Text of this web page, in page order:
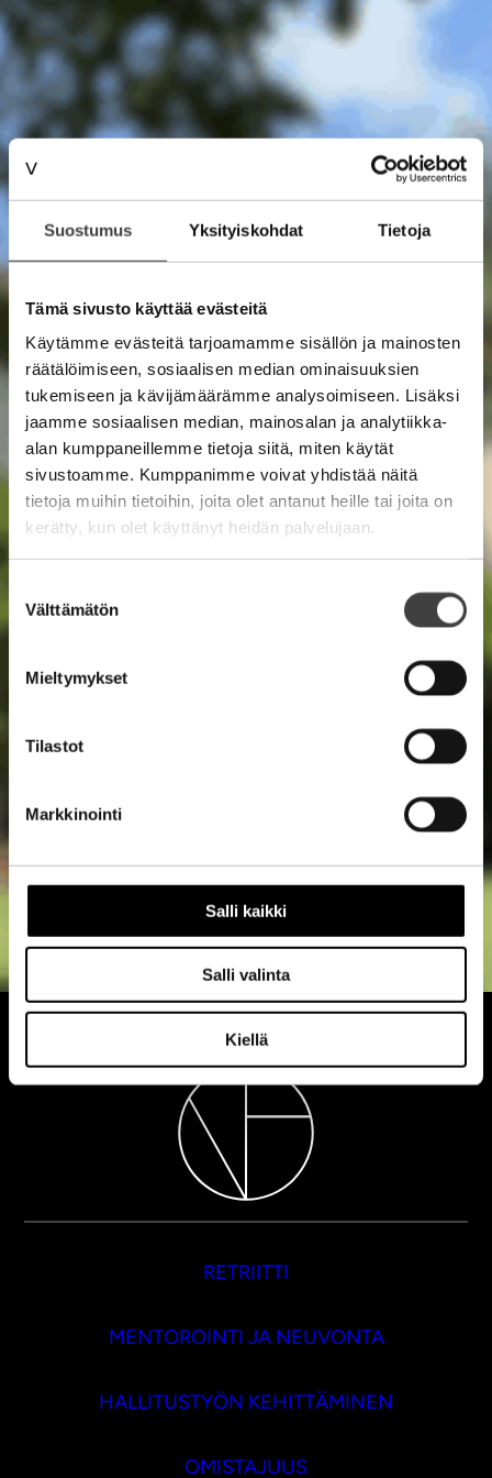
Suostumus Yksityiskohdat Tietoja
Tämä sivusto käyttää evästeitä
Käytämme evästeitä tarjoamamme sisällön ja mainosten
räätälöimiseen, sosiaalisen median ominaisuuksien
tukemiseen ja kävijämäärämme analysoimiseen. Lisäksi
jaamme sosiaalisen median, mainosalan ja analytiikka-
alan kumppaneillemme tietoja siitä, miten käytät
sivustoamme. Kumppanimme voivat yhdistää näitä
tietoja muihin tietoihin, joita olet antanut heille tai joita on
kerätty, kun olet käyttänyt heidän palvelujaan.
valinta
Välttämätön
Mieltymykset
Tilastot
Markkinointi
Salli kaikki
Salli valinta
Kiellä
RETRIITTI
MENTOROINTI JA NEUVONTA
HALLITUSTYÖN KEHITTÄMINEN
OMISTAJUUS